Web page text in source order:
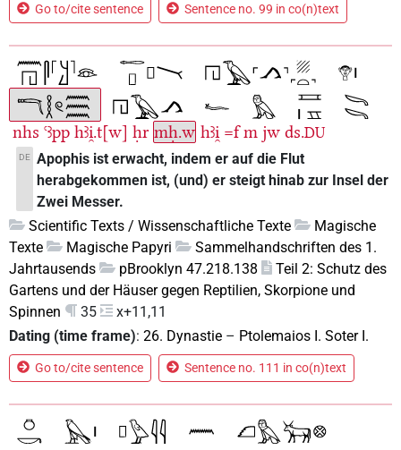
Go to/cite sentence Sentence no. 99 in co(n)text
nhs ꜥꜣpp hꜣi̯.t[w] ḥr mḥ.w hꜣi̯ =f m jw ds.DU
DE
Apophis ist erwacht, indem er auf die Flut
herabgekommen ist, (und) er steigt hinab zur Insel der
Zwei Messer.
Scientific Texts / Wissenschaftliche Texte
Magische
Texte
Magische Papyri
Sammelhandschriften des 1.
Jahrtausends
pBrooklyn 47.218.138
Teil 2: Schutz des
Gartens und der Häuser gegen Reptilien, Skorpione und
Spinnen
35
x+11,11
Dating (time frame): 26. Dynastie – Ptolemaios I. Soter I.
Go to/cite sentence Sentence no. 111 in co(n)text